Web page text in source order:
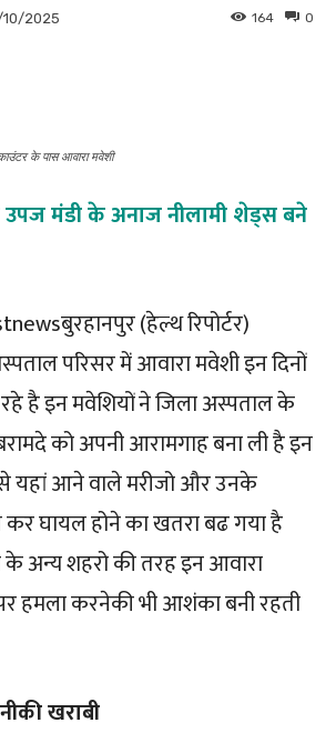
2025 0
164
के पास आवारा मवेशी
मंडी के अनाज नीलामी शेड्स बने
(हेल्थ रिपोर्टर)
परिसर में आवारा मवेशी इन दिनों
है इन मवेशियों ने जिला अस्पताल के
को अपनी आरामगाह बना ली है इन
यहां आने वाले मरीजो और उनके
घायल होने का खतरा बढ गया है
के अन्य शहरो की तरह इन आवारा
हमला करनेकी भी आशंका बनी रहती
खराबी